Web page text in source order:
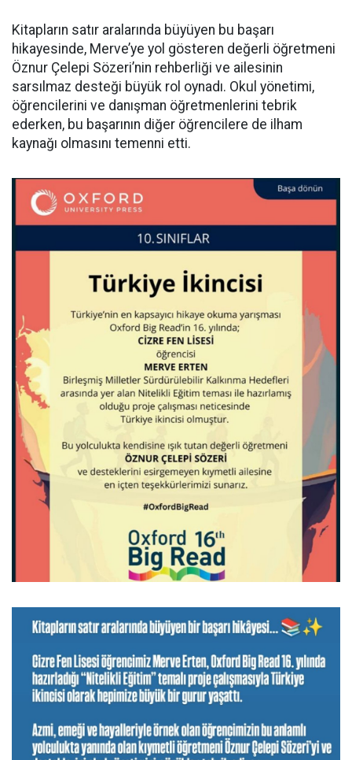
Kitapların satır aralarında büyüyen bu başarı
hikayesinde, Merve’ye yol gösteren değerli öğretmeni
Öznur Çelepi Sözeri’nin rehberliği ve ailesinin
sarsılmaz desteği büyük rol oynadı. Okul yönetimi,
öğrencilerini ve danışman öğretmenlerini tebrik
ederken, bu başarının diğer öğrencilere de ilham
kaynağı olmasını temenni etti.